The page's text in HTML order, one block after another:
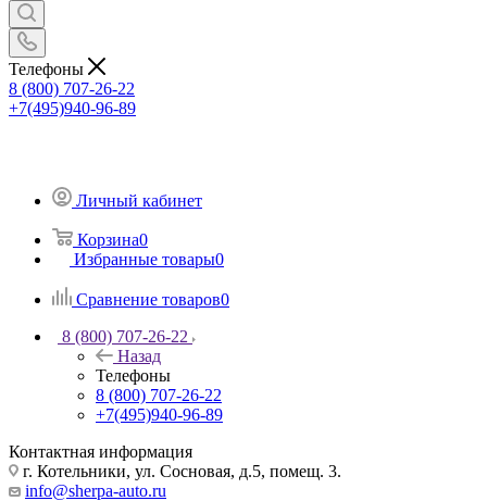
Телефоны
8 (800) 707-26-22
+7(495)940-96-89
Личный кабинет
Корзина0
Избранные товары0
Сравнение товаров0
8 (800) 707-26-22
Назад
Телефоны
8 (800) 707-26-22
+7(495)940-96-89
Контактная информация
г. Котельники, ул. Сосновая, д.5, помещ. 3.
info@sherpa-auto.ru